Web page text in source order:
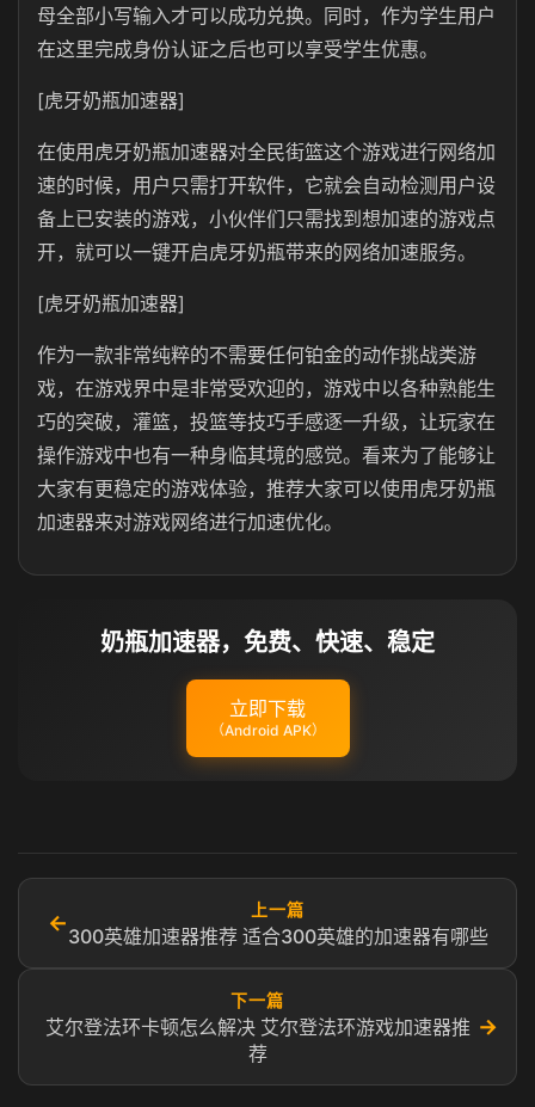
母全部小写输入才可以成功兑换。同时，作为学生用户
在这里完成身份认证之后也可以享受学生优惠。
[虎牙奶瓶加速器]
在使用虎牙奶瓶加速器对全民街篮这个游戏进行网络加
速的时候，用户只需打开软件，它就会自动检测用户设
备上已安装的游戏，小伙伴们只需找到想加速的游戏点
开，就可以一键开启虎牙奶瓶带来的网络加速服务。
[虎牙奶瓶加速器]
作为一款非常纯粹的不需要任何铂金的动作挑战类游
戏，在游戏界中是非常受欢迎的，游戏中以各种熟能生
巧的突破，灌篮，投篮等技巧手感逐一升级，让玩家在
操作游戏中也有一种身临其境的感觉。看来为了能够让
大家有更稳定的游戏体验，推荐大家可以使用虎牙奶瓶
加速器来对游戏网络进行加速优化。
奶瓶加速器，免费、快速、稳定
立即下载
（Android APK）
←
上一篇
300英雄加速器推荐 适合300英雄的加速器有哪些
下一篇
艾尔登法环卡顿怎么解决 艾尔登法环游戏加速器推
荐
→